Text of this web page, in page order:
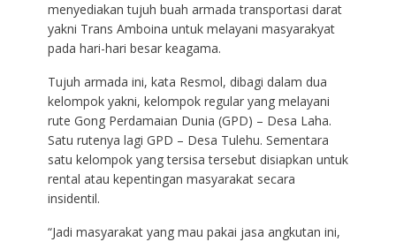
menyediakan tujuh buah armada transportasi darat
yakni Trans Amboina untuk melayani masyarakyat
pada hari-hari besar keagama.
Tujuh armada ini, kata Resmol, dibagi dalam dua
kelompok yakni, kelompok regular yang melayani
rute Gong Perdamaian Dunia (GPD) – Desa Laha.
Satu rutenya lagi GPD – Desa Tulehu. Sementara
satu kelompok yang tersisa tersebut disiapkan untuk
rental atau kepentingan masyarakat secara
insidentil.
“Jadi masyarakat yang mau pakai jasa angkutan ini,